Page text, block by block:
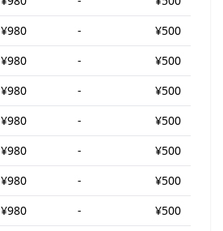
¥980 -
¥500
¥980 -
¥500
¥980 -
¥500
¥980 -
¥500
¥980 -
¥500
¥980 -
¥500
¥980 -
¥500